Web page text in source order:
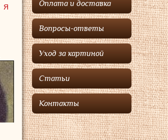
Я Оплата и доставка
Вопросы-ответы
Уход за картиной
Статьи
Контакты